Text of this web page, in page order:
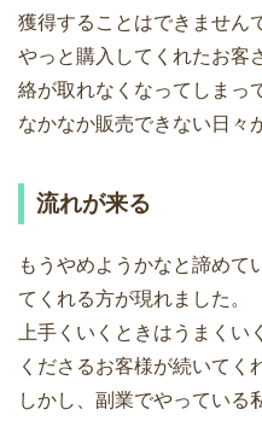
獲得することはできません
やっと購入してくれたお客
絡が取れなくなってしまっ
なかなか販売できない日々
流れが来る
もうやめようかなと諦めて
てくれる方が現れました。
上手くいくときはうまく
くださるお客様が続いてく
しかし、副業でやっている